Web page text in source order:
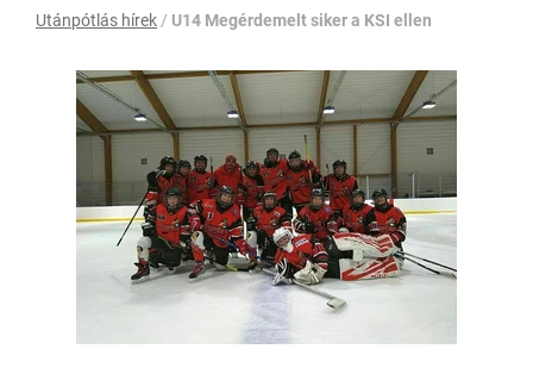
Utánpótlás hírek / U14 Megérdemelt siker a KSI ellen